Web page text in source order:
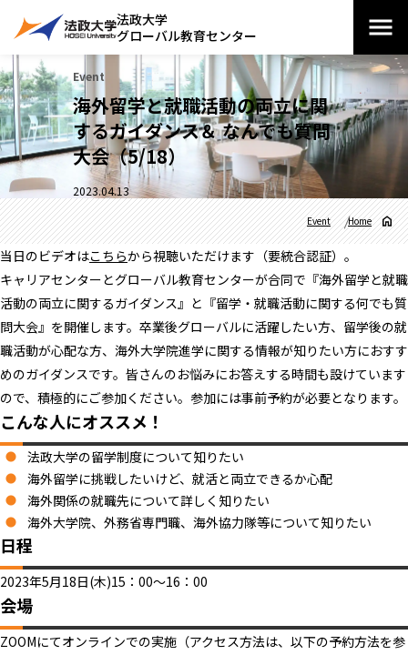
法政大学
グローバル教育センター
Event
海外留学と就職活動の両立に関
するガイダンス＆ なんでも質問
大会（5/18）
2023.04.13
Home
Event
当日のビデオはこちらから視聴いただけます（要統合認証）。
キャリアセンターとグローバル教育センターが合同で『海外留学と就職
活動の両立に関するガイダンス』と『留学・就職活動に関する何でも質
問大会』を開催します。卒業後グローバルに活躍したい方、留学後の就
職活動が心配な方、海外大学院進学に関する情報が知りたい方におすす
めのガイダンスです。皆さんのお悩みにお答えする時間も設けています
ので、積極的にご参加ください。参加には事前予約が必要となります。
こんな人にオススメ！
法政大学の留学制度について知りたい
海外留学に挑戦したいけど、就活と両立できるか心配
海外関係の就職先について詳しく知りたい
海外大学院、外務省専門職、海外協力隊等について知りたい
日程
2023年5月18日(木)15：00～16：00
会場
ZOOMにてオンラインでの実施（アクセス方法は、以下の予約方法を参